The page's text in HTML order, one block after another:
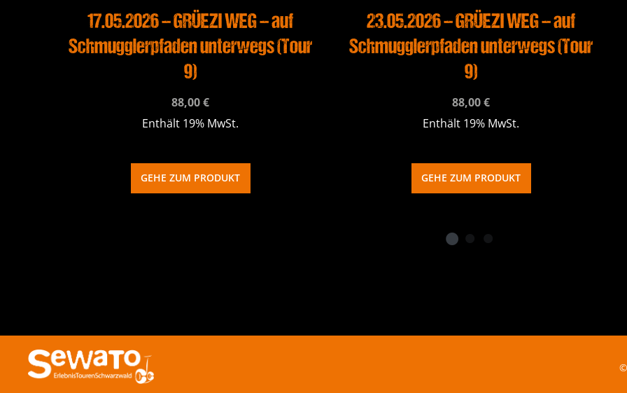
17.05.2026 – GRÜEZI WEG – auf
Schmugglerpfaden unterwegs (Tour
9)
88,00€
Enthält 19% MwSt.
GEHE ZUM PRODUKT
23.05.2026 – GRÜEZI WEG – auf
Schmugglerpfaden unterwegs (Tour
9)
88,00€
Enthält 19% MwSt.
GEHE ZUM PRODUKT
©